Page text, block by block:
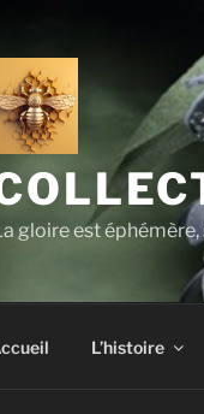
gloire est
L’histoire